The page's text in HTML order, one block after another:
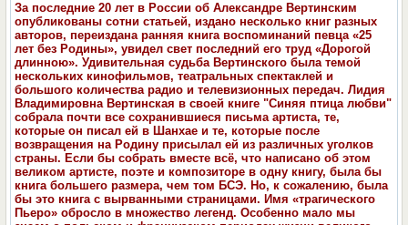
За последние 20 лет в России об Александре Вертинским
опубликованы сотни статьей, издано несколько книг разных
авторов, переиздана ранняя книга воспоминаний певца «25
лет без Родины», увидел свет последний его труд «Дорогой
длинною». Удивительная судьба Вертинского была темой
нескольких кинофильмов, театральных спектаклей и
большого количества радио и телевизионных передач. Лидия
Владимировна Вертинская в своей книге "Синяя птица любви"
собрала почти все сохранившиеся письма артиста, те,
которые он писал ей в Шанхае и те, которые после
возвращения на Родину присылал ей из различных уголков
страны. Если бы собрать вместе всё, что написано об этом
великом артисте, поэте и композиторе в одну книгу, была бы
книга большего размера, чем том БСЭ. Но, к сожалению, была
бы это книга с вырванными страницами. Имя «трагического
Пьеро» обросло в множество легенд. Особенно мало мы